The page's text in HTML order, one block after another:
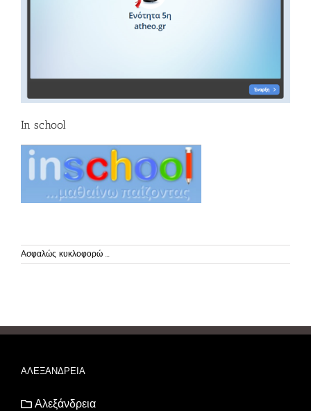
In school
Ασφαλώς κυκλοφορώ ...
ΑΛΕΞΑΝΔΡΕΙΑ
Αλεξάνδρεια